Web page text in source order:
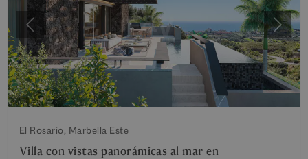
Anterior
El Rosario, Marbella Este
Villa con vistas panorámicas al mar en